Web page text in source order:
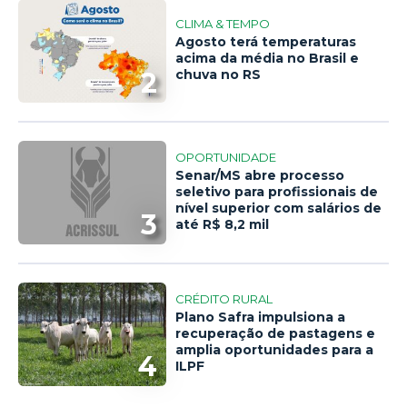
2
CLIMA & TEMPO
Agosto terá temperaturas
acima da média no Brasil e
chuva no RS
3
OPORTUNIDADE
Senar/MS abre processo
seletivo para profissionais de
nível superior com salários de
até R$ 8,2 mil
4
CRÉDITO RURAL
Plano Safra impulsiona a
recuperação de pastagens e
amplia oportunidades para a
ILPF